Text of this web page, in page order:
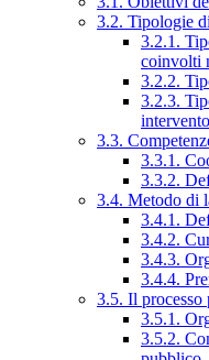
3.2. Tipologie
3.2.1.
coinvolti
3.2.2.
3.2.3.
intervento
3.3.
3.3.1.
3.3.2.
3.4. Metodo di
3.4.1.
3.4.2.
3.4.3.
3.4.4.
3.5. Il processo
3.5.1.
3.5.2.